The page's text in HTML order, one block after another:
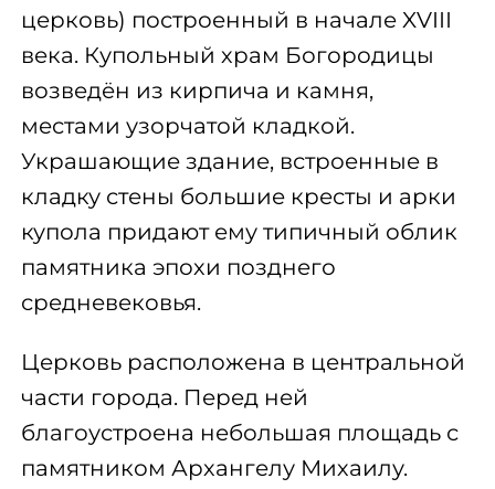
церковь) построенный в начале XVIII
века. Купольный храм Богородицы
возведён из кирпича и камня,
местами узорчатой кладкой.
Украшающие здание, встроенные в
кладку стены большие кресты и арки
купола придают ему типичный облик
памятника эпохи позднего
средневековья.
Церковь расположена в центральной
части города. Перед ней
благоустроена небольшая площадь с
памятником Архангелу Михаилу.